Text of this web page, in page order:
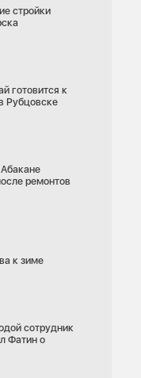
стройки
готовится к
Рубцовске
ремонтов
к зиме
сотрудник
Фатин о